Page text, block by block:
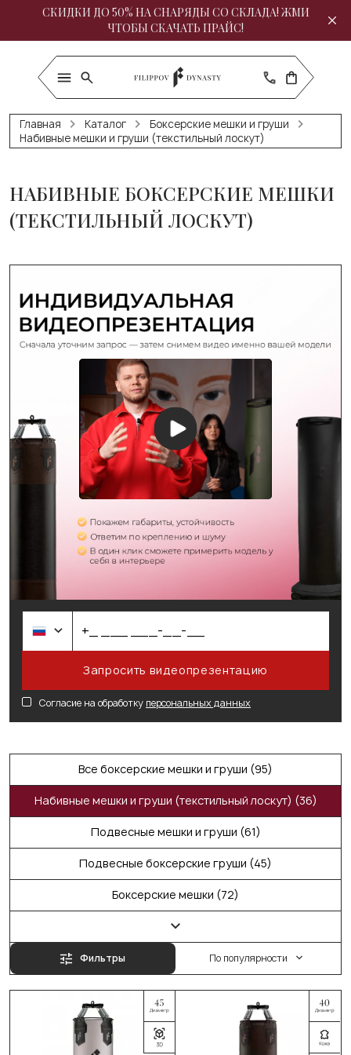
СКИДКИ ДО 50% НА СНАРЯДЫ СО СКЛАДА! ЖМИ
ЧТОБЫ СКАЧАТЬ ПРАЙС!
Главная Каталог
Боксерские мешки и груши
Набивные мешки и груши (текстильный лоскут)
НАБИВНЫЕ БОКСЕРСКИЕ МЕШКИ
(ТЕКСТИЛЬНЫЙ ЛОСКУТ)
Запросить видеопрезентацию
Согласие на обработку персональных данных
Все боксерские мешки и груши (95)
Набивные мешки и груши (текстильный лоскут) (36)
Подвесные мешки и груши (61)
Подвесные боксерские груши (45)
Боксерские мешки (72)
Фильтры По популярности
Выберите цвет:
Выберите цвет: